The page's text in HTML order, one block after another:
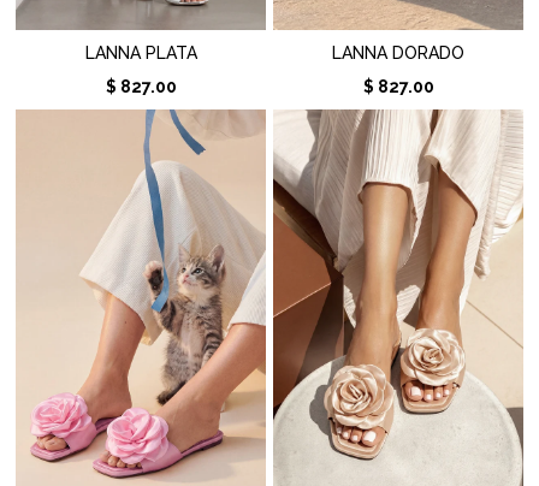
LANNA PLATA
$ 827.00
LANNA DORADO
$ 827.00